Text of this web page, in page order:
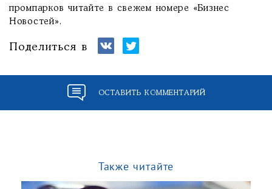
промпарков читайте в свежем номере «Бизнес
Новостей».
Поделиться в
ОСТАВИТЬ КОММЕНТАРИЙ
Также читайте